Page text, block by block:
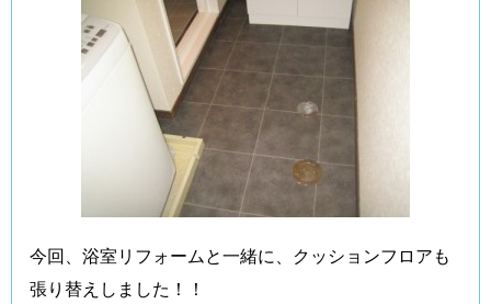
今回、浴室リフォームと一緒に、クッションフロアも
張り替えしました！！